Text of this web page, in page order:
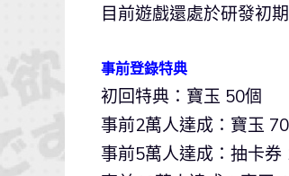
目前遊戲還處於研發初
事前登錄特典
初回特典：寶玉 50個
事前2萬人達成：寶玉
事前5萬人達成：抽卡券